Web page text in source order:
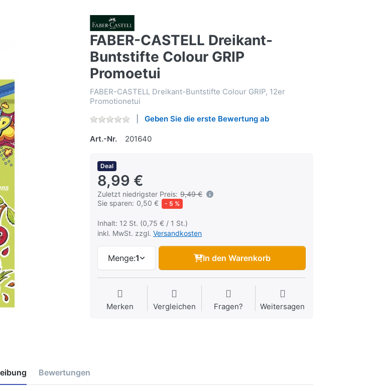
FABER-CASTELL Dreikant-
Buntstifte Colour GRIP
Promoetui
FABER-CASTELL Dreikant-Buntstifte Colour GRIP, 12er
Promotionetui
Geben Sie die erste Bewertung ab
Art.-Nr. 201640
Deal
8,99 €
Zuletzt niedrigster Preis: 9,49 €
Sie sparen: 0,50 € - 5 %
Inhalt: 12 St. (0,75 € / 1 St.)
inkl. MwSt. zzgl. Versandkosten
Menge:1 In den Warenkorb
Merken Vergleichen Fragen? Weitersagen
Bewertungen